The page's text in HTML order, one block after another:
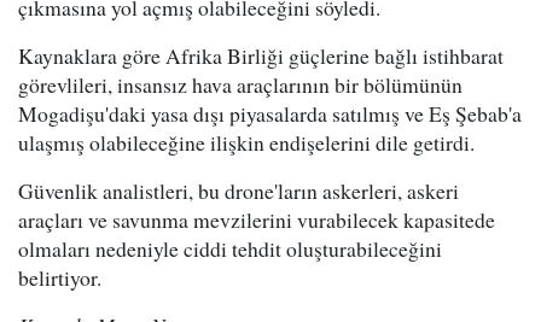
çıkmasına yol açmış olabileceğini söyledi.
Kaynaklara göre Afrika Birliği güçlerine bağlı istihbarat
görevlileri, insansız hava araçlarının bir bölümünün
Mogadişu'daki yasa dışı piyasalarda satılmış ve Eş Şebab'a
ulaşmış olabileceğine ilişkin endişelerini dile getirdi.
Güvenlik analistleri, bu drone'ların askerleri, askeri
araçları ve savunma mevzilerini vurabilecek kapasitede
olmaları nedeniyle ciddi tehdit oluşturabileceğini
belirtiyor.